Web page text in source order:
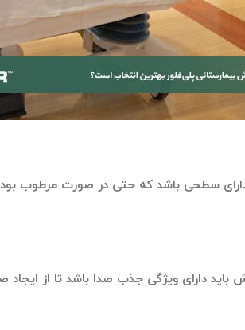
سطحی باشد که حتی در صورت مرطوب
دارای ویژگی جذب صدا باشد تا از ایجاد